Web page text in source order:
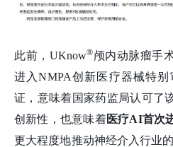
此前，UKnow®颅内动脉瘤手
进入NMPA创新医疗器械特
证，意味着国家药监局认可了
创新性，也意味着医疗AI首次
更大程度地推动神经介入行业的